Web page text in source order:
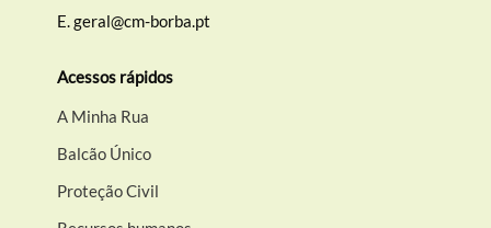
E.geral@cm-borba.pt
Acessos rápidos
A Minha Rua
Balcão Único
Proteção Civil